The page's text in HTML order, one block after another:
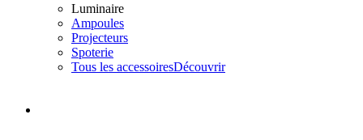
Luminaire
Ampoules
Projecteurs
Spoterie
Tous les accessoiresDécouvrir